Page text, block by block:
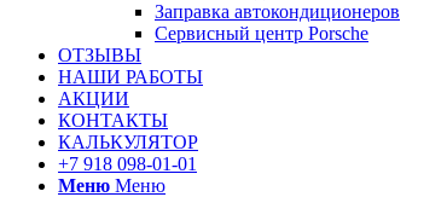
Заправка автокондиционеров
Сервисный центр Porsche
ОТЗЫВЫ
НАШИ РАБОТЫ
АКЦИИ
КОНТАКТЫ
КАЛЬКУЛЯТОР
+7 918 098-01-01
Меню Меню